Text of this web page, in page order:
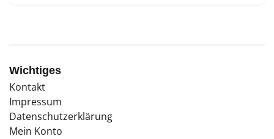
Wichtiges
Kontakt
Impressum
Datenschutzerklärung
Mein Konto